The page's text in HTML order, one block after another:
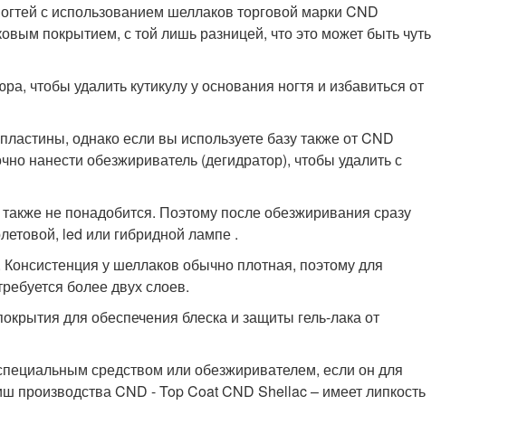
с использованием шеллаков торговой марки CND
покрытием, с той лишь разницей, что это может быть чуть
чтобы удалить кутикулу у основания ногтя и избавиться от
однако если вы используете базу также от CND
нанести обезжириватель (дегидратор), чтобы удалить с
не понадобится. Поэтому после обезжиривания сразу
led или гибридной лампе .
у шеллаков обычно плотная, поэтому для
более двух слоев.
для обеспечения блеска и защиты гель-лака от
средством или обезжиривателем, если он для
производства CND - Top Coat CND Shellac – имеет липкость